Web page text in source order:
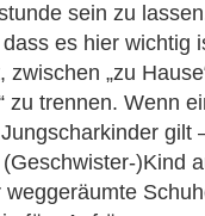
sein zu
es hier wichtig
zwischen „zu
zu trennen. Wenn
gilt
)Kind
weggeräumte